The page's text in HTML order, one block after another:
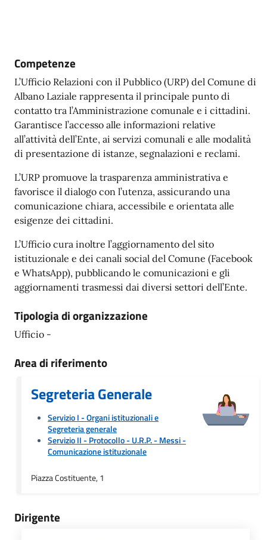
Competenze
L’Ufficio Relazioni con il Pubblico (URP) del Comune di
Albano Laziale rappresenta il principale punto di
contatto tra l’Amministrazione comunale e i cittadini.
Garantisce l’accesso alle informazioni relative
all’attività dell’Ente, ai servizi comunali e alle modalità
di presentazione di istanze, segnalazioni e reclami.
L’URP promuove la trasparenza amministrativa e
favorisce il dialogo con l’utenza, assicurando una
comunicazione chiara, accessibile e orientata alle
esigenze dei cittadini.
L’Ufficio cura inoltre l’aggiornamento del sito
istituzionale e dei canali social del Comune (Facebook
e WhatsApp), pubblicando le comunicazioni e gli
aggiornamenti trasmessi dai diversi settori dell’Ente.
Tipologia di organizzazione
Ufficio -
Area di riferimento
Segreteria Generale
Servizio I - Organi istituzionali e
Segreteria generale
Servizio II - Protocollo - U.R.P. - Messi-
Comunicazione istituzionale
Piazza Costituente, 1
Dirigente